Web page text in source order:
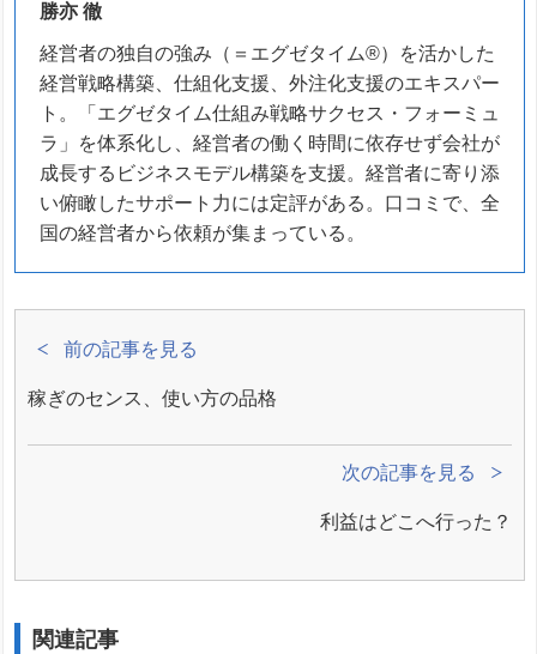
勝亦 徹
経営者の独自の強み（＝エグゼタイム®）を活かした
経営戦略構築、仕組化支援、外注化支援のエキスパー
ト。「エグゼタイム仕組み戦略サクセス・フォーミュ
ラ」を体系化し、経営者の働く時間に依存せず会社が
成長するビジネスモデル構築を支援。経営者に寄り添
い俯瞰したサポート力には定評がある。口コミで、全
国の経営者から依頼が集まっている。
前の記事を見る
稼ぎのセンス、使い方の品格
次の記事を見る
利益はどこへ行った？
関連記事